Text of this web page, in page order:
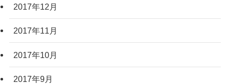
2017年12月
2017年11月
2017年10月
2017年9月